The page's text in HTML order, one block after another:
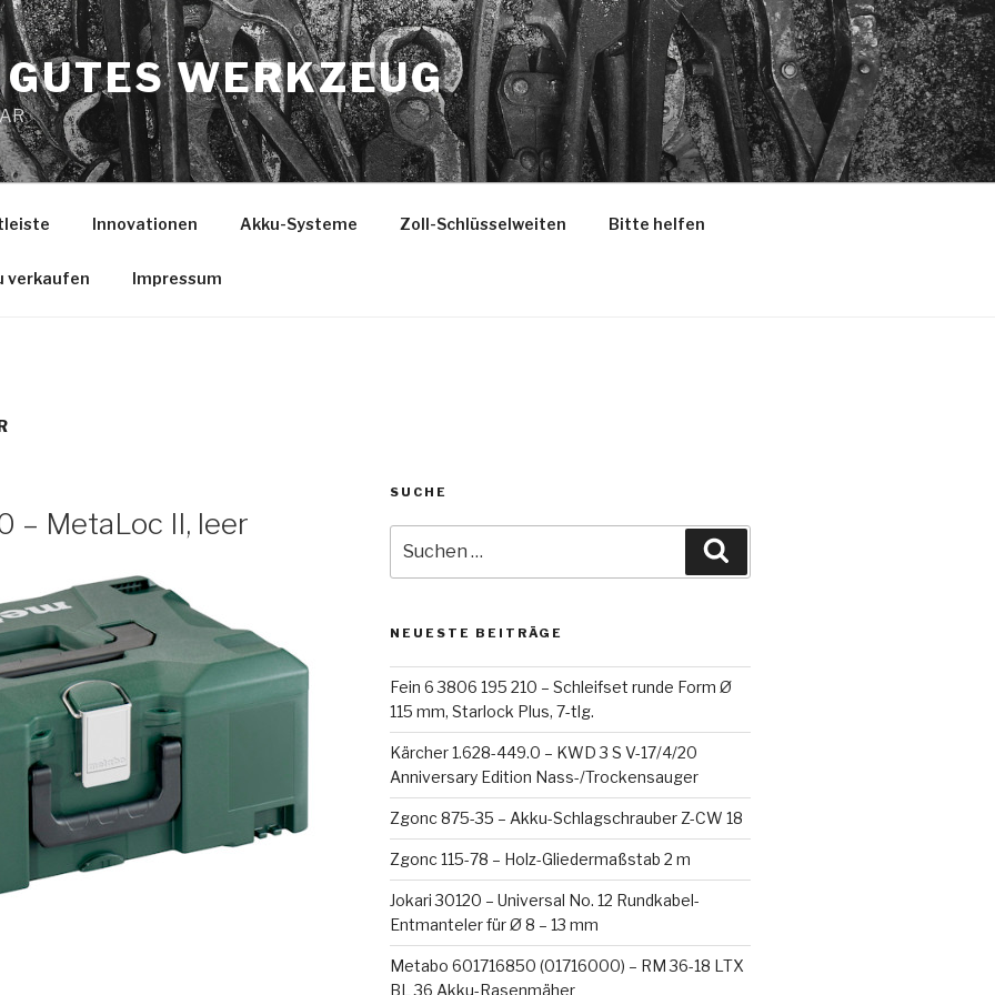
WERKZEUG
Innovationen Akku-Systeme Zoll-Schlüsselweiten Bitte helfen
verkaufen Impressum
– MetaLoc II, leer
SUCHE
nach:
NEUESTE BEITRÄGE
Fein 6 3806 195 210 – Schleifset runde Form Ø
115 mm, Starlock Plus, 7-tlg.
Kärcher 1.628-449.0 – KWD 3 S V-17/4/20
Anniversary Edition Nass-/Trockensauger
Zgonc 875-35 – Akku-Schlagschrauber Z-CW 18
Zgonc 115-78 – Holz-Gliedermaßstab 2 m
Jokari 30120 – Universal No. 12 Rundkabel-
Entmanteler für Ø 8 – 13 mm
Metabo 601716850 (01716000) – RM 36-18 LTX
BL 36 Akku-Rasenmäher